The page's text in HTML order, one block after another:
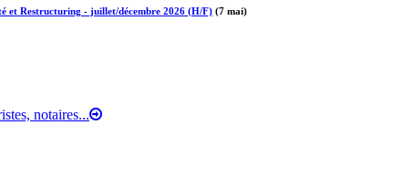
et Restructuring - juillet/décembre 2026 (H/F) (7 mai)
notaires...